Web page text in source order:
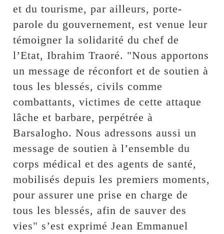
et du tourisme, par ailleurs, porte-
parole du gouvernement, est venue leur
témoigner la solidarité du chef de
l’Etat, Ibrahim Traoré. "Nous apportons
un message de réconfort et de soutien à
tous les blessés, civils comme
combattants, victimes de cette attaque
lâche et barbare, perpétrée à
Barsalogho. Nous adressons aussi un
message de soutien à l’ensemble du
corps médical et des agents de santé,
mobilisés depuis les premiers moments,
pour assurer une prise en charge de
tous les blessés, afin de sauver des
vies" s’est exprimé Jean Emmanuel